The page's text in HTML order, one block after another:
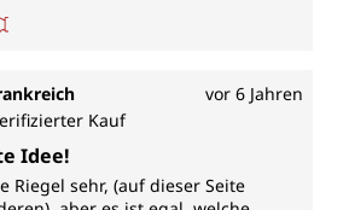
vor 6 Jahren
Bewertung von 5 von 5 Sternen
Kauf
Idee!
Riegel sehr, (auf dieser Seite